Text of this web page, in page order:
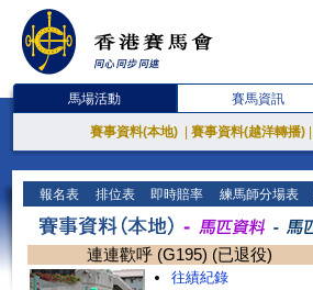
馬場活動 賽馬資訊
賽事資料(本地) 賽事資料(越洋轉播)
報名表 排位表 即時賠率 練馬師分場表
連連歡呼 (G195) (已退役)
往績紀錄